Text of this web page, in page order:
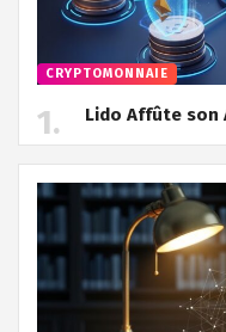
CRYPTOMONNAIE
Lido Affûte son